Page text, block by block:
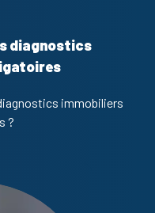
diagnostics
immobiliers
?